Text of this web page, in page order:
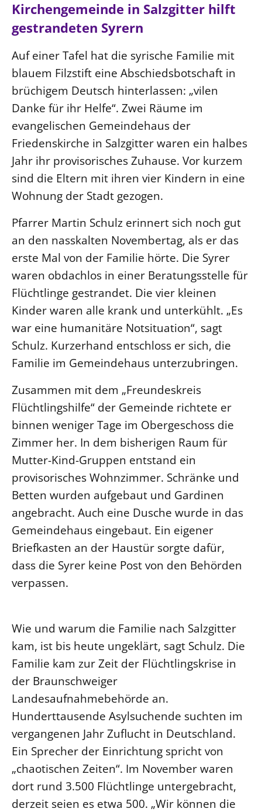
Kirchengemeinde in Salzgitter hilft
gestrandeten Syrern
Auf einer Tafel hat die syrische Familie mit
blauem Filzstift eine Abschiedsbotschaft in
brüchigem Deutsch hinterlassen: „vilen
Danke für ihr Helfe“. Zwei Räume im
evangelischen Gemeindehaus der
Friedenskirche in Salzgitter waren ein halbes
Jahr ihr provisorisches Zuhause. Vor kurzem
sind die Eltern mit ihren vier Kindern in eine
Wohnung der Stadt gezogen.
Pfarrer Martin Schulz erinnert sich noch gut
an den nasskalten Novembertag, als er das
erste Mal von der Familie hörte. Die Syrer
waren obdachlos in einer Beratungsstelle für
Flüchtlinge gestrandet. Die vier kleinen
Kinder waren alle krank und unterkühlt. „Es
war eine humanitäre Notsituation“, sagt
Schulz. Kurzerhand entschloss er sich, die
Familie im Gemeindehaus unterzubringen.
Zusammen mit dem „Freundeskreis
Flüchtlingshilfe“ der Gemeinde richtete er
binnen weniger Tage im Obergeschoss die
Zimmer her. In dem bisherigen Raum für
Mutter-Kind-Gruppen entstand ein
provisorisches Wohnzimmer. Schränke und
Betten wurden aufgebaut und Gardinen
angebracht. Auch eine Dusche wurde in das
Gemeindehaus eingebaut. Ein eigener
Briefkasten an der Haustür sorgte dafür,
dass die Syrer keine Post von den Behörden
verpassen.
Wie und warum die Familie nach Salzgitter
kam, ist bis heute ungeklärt, sagt Schulz. Die
Familie kam zur Zeit der Flüchtlingskrise in
der Braunschweiger
Landesaufnahmebehörde an.
Hunderttausende Asylsuchende suchten im
vergangenen Jahr Zuflucht in Deutschland.
Ein Sprecher der Einrichtung spricht von
„chaotischen Zeiten“. Im November waren
dort rund 3.500 Flüchtlinge untergebracht,
derzeit seien es etwa 500. „Wir können die
Kirche und Finanzen
Personalausschuss
LANDESKIRCHENAMT
Willkommen
Kollegium
Abteilungen des Landeskirchenamts
Rechnungsprüfungsamt
Fachstelle Sexualisierte Gewalt
Beschwerdestellen
Kirchenämter
Gleichstellung
Datenschutz
Geschäftsstelle Landessynode
27. Landessynode
Kontakt
Hintergrund
MITARBEIT
Ehrenamt
Beruf
Freie Stellen
BIBLIOTHEK & ARCHIV
Älterwerden im Pfarrberuf
Beteiligungsverfahren
Beschwerdestellen
Ephoralbüro
Finanzplanung
Corporate Design
Interventionsplan
Kantine Speiseplan
Kirchliches Amtsblatt
Kirchliche Verwaltung
Klimaschutzgesetz
Kunstreferat
NKVK
Öffentlichkeitsarbeit
Evangelische Kirche
Lutherische Kirche
Glaubensbekenntnis
Positionen
Ökumene
Religionen
Gegen Gewalt
Nachhaltigkeit
Mobilität
Naturschutz
Gebäude
Impressum
Kontakt
Barrierefreiheit
Presse
Freie Stellen
Service für Gemeinden
Suche